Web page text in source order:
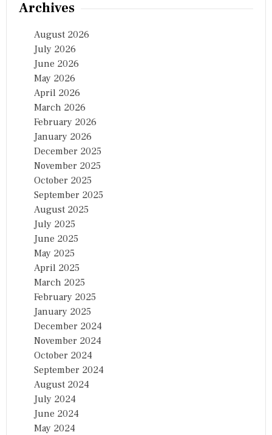
Archives
August 2026
July 2026
June 2026
May 2026
April 2026
March 2026
February 2026
January 2026
December 2025
November 2025
October 2025
September 2025
August 2025
July 2025
June 2025
May 2025
April 2025
March 2025
February 2025
January 2025
December 2024
November 2024
October 2024
September 2024
August 2024
July 2024
June 2024
May 2024